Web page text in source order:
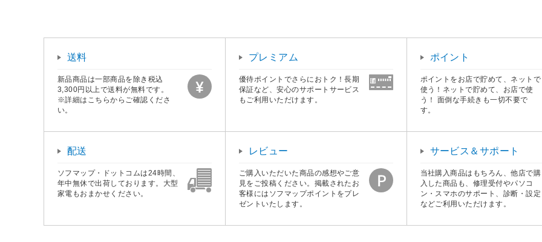
送料
新品商品は一部商品を除き税込
3,300円以上で送料が無料です。
※詳細はこちらからご確認くださ
い。
プレミアム
優待ポイントでさらにおトク！長期
保証など、安心のサポートサービス
もご利用いただけます。
ポイント
ポイントをお店で貯めて、ネットで
使う！ネットで貯めて、お店で使
う！ 面倒な手続きも一切不要で
す。
配送
ソフマップ・ドットコムは24時間、
年中無休で出荷しております。大型
家電もおまかせください。
レビュー
ご購入いただいた商品の感想やご意
見をご投稿ください。掲載されたお
客様にはソフマップポイントをプレ
ゼントいたします。
サービス＆サポート
当社購入商品はもちろん、他店で購
入した商品も、修理受付やパソコ
ン・スマホのサポート、診断・設定
などご利用いただけます。